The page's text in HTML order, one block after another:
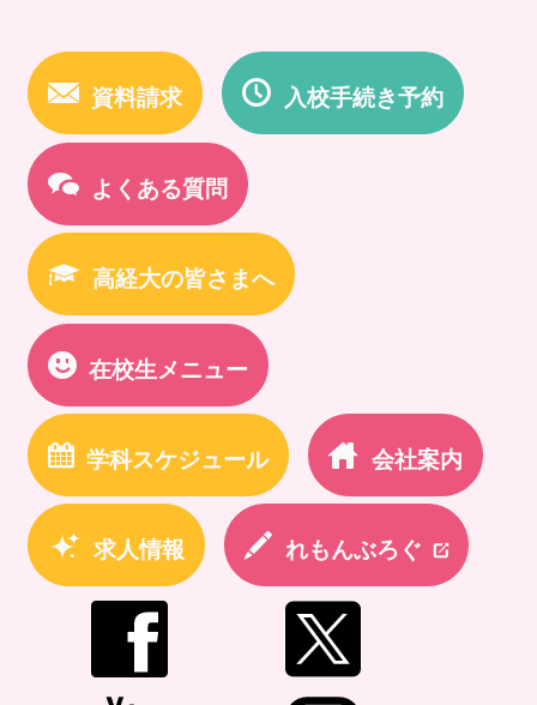
資料請求 入校手続き予約
よくある質問
高経大の皆さまへ
在校生メニュー
学科スケジュール 会社案内
求人情報 れもんぶろぐnewtab